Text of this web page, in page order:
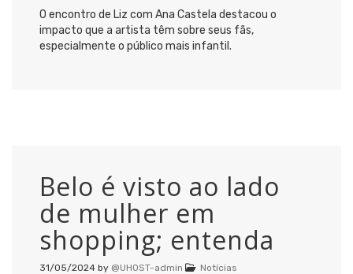
O encontro de Liz com Ana Castela destacou o
impacto que a artista têm sobre seus fãs,
especialmente o público mais infantil.
Belo é visto ao lado
de mulher em
shopping; entenda
31/05/2024 by @UHOST-admin Notícias